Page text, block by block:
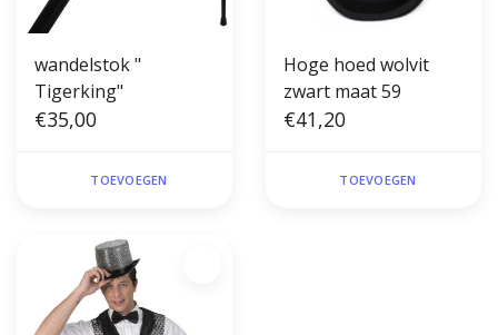
wandelstok "
Tigerking"
€35,00
TOEVOEGEN
Hoge hoed wolvit
zwart maat 59
€41,20
TOEVOEGEN